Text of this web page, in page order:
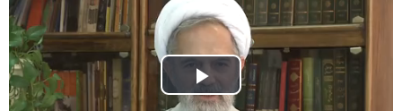
Play